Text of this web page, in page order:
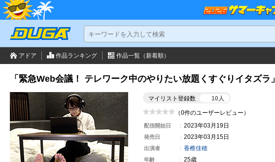
アドア 作品ランキング 作品一覧（新着順）
「緊急Web会議！ テレワーク中のやりたい放題くすぐりイタズラ」
マイリスト登録数 10人
（0件のユーザーレビュー）
配信開始日 2023年03月19日
発売日 2023年03月15日
出演者 香椎佳穂
年齢 25歳